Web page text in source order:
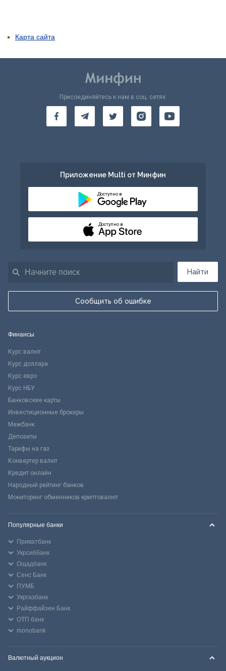
Карта сайта
Найти
Сообщить об ошибке
Присоединяйтесь к нам в соц. сетях:
Приложение Multi от Минфин
Доступно в
Доступно в
Финансы
Курс валют
Курс доллара
Курс евро
Курс НБУ
Банковские карты
Инвестиционные брокеры
Межбанк
Депозиты
Тарифы на газ
Конвертер валют
Кредит онлайн
Народный рейтинг банков
Мониторинг обменников криптовалют
Популярные банки
Приватбанк
Укрсиббанк
Ощадбанк
Сенс Банк
ПУМБ
Укргазбанк
Райффайзен Банк
ОТП банк
monobank
Валютный аукцион